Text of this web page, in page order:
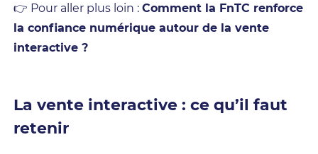
👉 Pour aller plus loin : Comment la FnTC renforce
la confiance numérique autour de la vente
interactive ?
La vente interactive : ce qu’il faut
retenir